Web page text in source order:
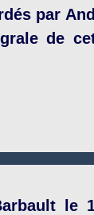
par
de
le